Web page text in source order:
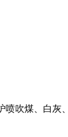
吹煤、白灰